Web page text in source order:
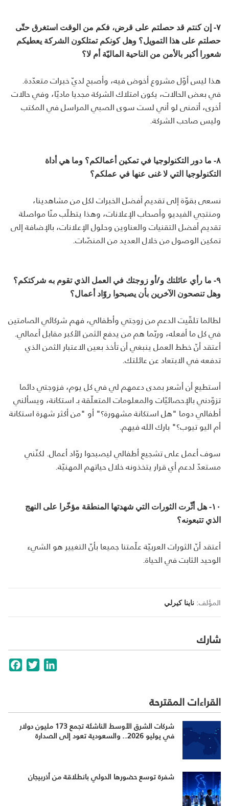
٧- إن كنتم قد حصلتم على قرض، فكم من الوقت استغرق حتّى
حصلتم على هذا التمويل؟ وهل كونكم تمتلكون الشركة يعطيكم
شعورا أكبر بالأمن من الناحية الماليّة أم لا؟
هذا ليس أوّل مشروع أخوض فيه، وأصبح لديّ خبرات متعدّدة.
في بعض الحالات، يكون امتلاك الشركة مجديا ماديّا، وفي حالات
أخرى، أتمنى لو أني لست سوى الصبي المراسل في المكتب
وليس صاحب الشركة.
٨- ما دور التكنولوجيا في تمكين أعمالكم؟ وما هي أداة
التكنولوجيا التي لا غنى عنها في عملكم؟
نسعى بقوّة إلى تقديم أفضل الخبرات لكل من مشاهدينا،
ومنتجي الفيديو وأصحاب الإعلانات، وهذا يتطلّب منّا مواصلة
تقديم أفضل التقنيات والعناوين وحلول الإعلانات، بالإضافة إلى
تمكين الوصول من خلال العديد من المنصّات.
٩- ما رأي عائلتك و/أو زوجتك في العمل الذي تقوم به شركتكم؟
وهل تنصحون الآخرين بأن يصبحوا روّاد أعمال؟
لطالما تلقّيت الدعم من زوجتي وأطفالي، فهم شركائي الصامتين
في كل ما أفعله، وربّما هم من يدفع الثمن الأكبر مقابل أعمالي.
أعتقد أنّ خطط العمل ينبغي أن تأخذ بعين الاعتبار الثمن الذي
تدفعه في الابتعاد عن عائلتك.
أستطيع أن أشعر بمدى دعمهم لي في كل يوم، فزوجتي دائما
تزوّدني بالإحصائيّات والمعلومات المتعلّقة بـ استكانة، ويسألني
أطفالي دوما "هل استكانة مشهورة؟" أو "من أكثر شهرة استكانة
أم اليو تيوب؟" بارك الله فيهم.
سوف أعمل على تشجيع أطفالي ليصبحوا روّاد أعمال. لكنّني
مستعدّ لدعم أي قرار يتخذونه خلال حياتهم المهنيّة.
١٠- هل أثّرت الثورات التي شهدتها المنطقة مؤخّرا على النهج
الذي تتبعونه؟
أعتقد أنّ الثورات العربيّة علّمتنا جميعا بأنّ التغيير هو الشيء
الوحيد الثابت في الحياة.
المؤلف: ناينا كيرلي
شارك
TwitterLinkedIn
القراءات المقترحة
شركات الشرق الأوسط الناشئة تجمع 173 مليون دولار
في يوليو 2026.. والسعودية تعود إلى الصدارة
شفرة توسع حضورها الدولي بانطلاقة من أذربيجان